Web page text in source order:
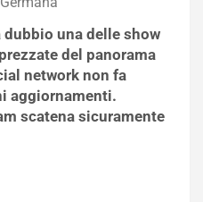
dubbio una delle show
del panorama
network non fa
aggiornamenti.
scatena sicuramente